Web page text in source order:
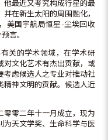
他最近又考究构成行星的最
在新生太阳的周围融化，
美国宇航局恒星-尘埃回收
言。
关的学术领域，在学术研
对文化艺术有杰出贡献，或
考虑候选人之专业对推动社
精神文明的贡献。候选人近
零零二年十一月成立，现为
为天文学奖、生命科学与医